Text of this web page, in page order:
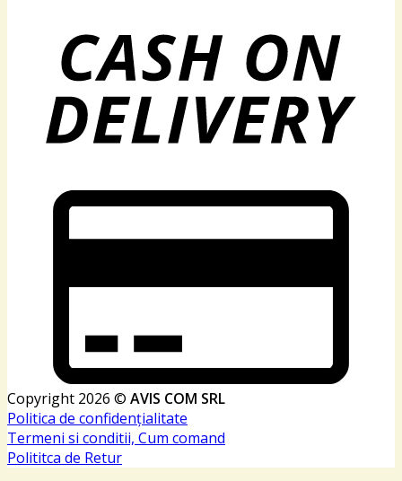
Copyright 2026 © AVIS COM SRL
Politica de confidențialitate
Termeni si conditii, Cum comand
Polititca de Retur